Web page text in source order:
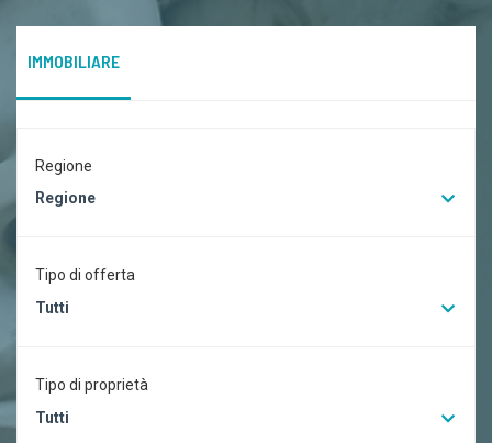
IMMOBILIARE
Regione
Regione
Tipo di offerta
Tutti
Tipo di proprietà
Tutti